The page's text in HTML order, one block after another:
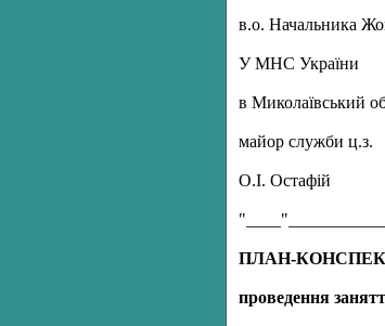
в.о. Начальника
У МНС України
в Миколаївський
майор служби ц.з.
О.І. Остафій
ПЛАН-
проведення